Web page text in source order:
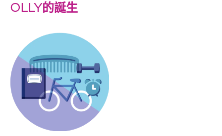
OLLY的誕生